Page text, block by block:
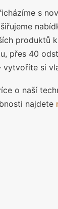
s
produktů
přes 40
si
o naší
najdete